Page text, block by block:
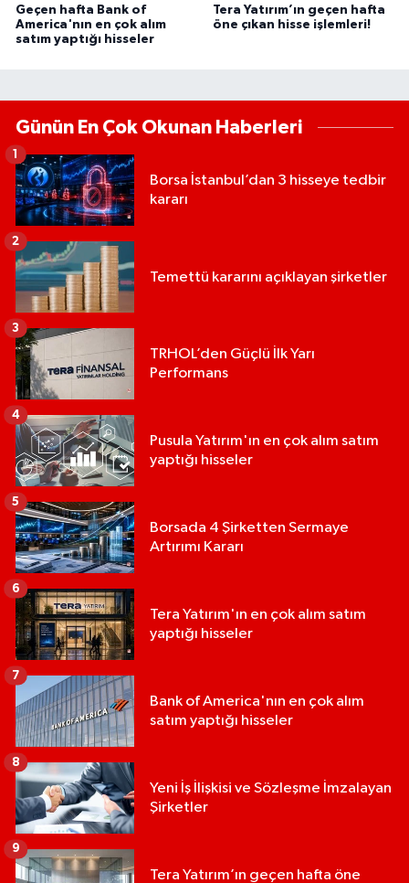
Geçen hafta Bank of
America'nın en çok alım
satım yaptığı hisseler
Tera Yatırım’ın geçen hafta
öne çıkan hisse işlemleri!
Günün En Çok Okunan Haberleri
Borsa İstanbul’dan 3 hisseye tedbir
kararı
1
Temettü kararını açıklayan şirketler
2
TRHOL’den Güçlü İlk Yarı
Performans
3
Pusula Yatırım'ın en çok alım satım
yaptığı hisseler
4
Borsada 4 Şirketten Sermaye
Artırımı Kararı
5
Tera Yatırım'ın en çok alım satım
yaptığı hisseler
6
Bank of America'nın en çok alım
satım yaptığı hisseler
7
Yeni İş İlişkisi ve Sözleşme İmzalayan
Şirketler
8
Tera Yatırım’ın geçen hafta öne
9